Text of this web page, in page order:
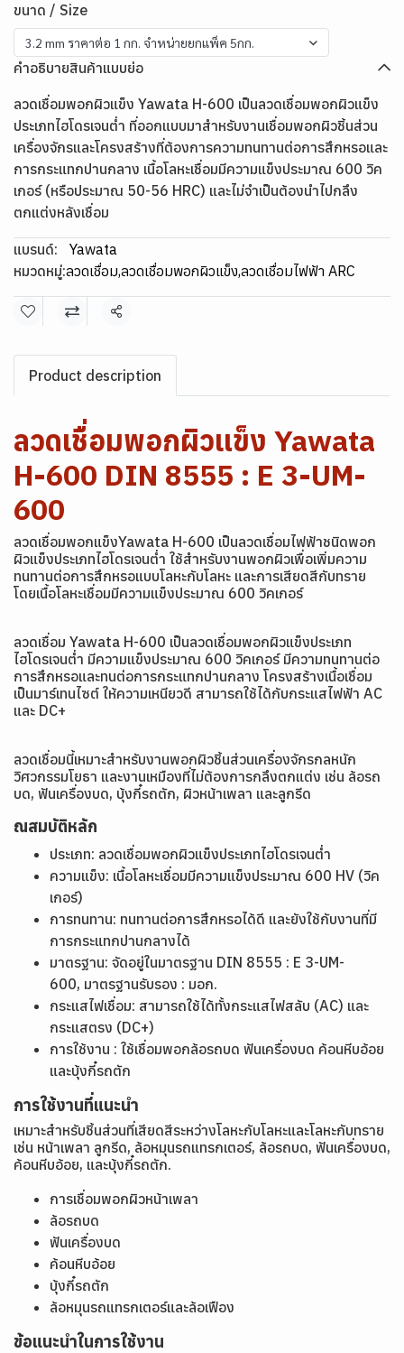
ขนาด / Size
3.2 mm ราคาต่อ 1 กก. จำหน่ายยกแพ็ค 5กก.
คำอธิบายสินค้าแบบย่อ
ลวดเชื่อมพอกผิวแข็ง Yawata H-600 เป็นลวดเชื่อมพอกผิวแข็ง
ประเภทไฮโดรเจนต่ำ ที่ออกแบบมาสำหรับงานเชื่อมพอกผิวชิ้นส่วน
เครื่องจักรและโครงสร้างที่ต้องการความทนทานต่อการสึกหรอและ
การกระแทกปานกลาง เนื้อโลหะเชื่อมมีความแข็งประมาณ 600 วิค
เกอร์ (หรือประมาณ 50-56 HRC) และไม่จำเป็นต้องนำไปกลึง
ตกแต่งหลังเชื่อม
แบรนด์:
Yawata
หมวดหมู่:ลวดเชื่อม,ลวดเชื่อมพอกผิวแข็ง,ลวดเชื่อมไฟฟ้า ARC
แชร์
Product description
ลวดเชื่อมพอกผิวแข็ง Yawata
H-600 DIN 8555 : E 3-UM-
600
ลวดเชื่อมพอกแข็งYawata H-600 เป็นลวดเชื่อมไฟฟ้าชนิดพอก
ผิวแข็งประเภทไฮโดรเจนต่ำ ใช้สำหรับงานพอกผิวเพื่อเพิ่มความ
ทนทานต่อการสึกหรอแบบโลหะกับโลหะ และการเสียดสีกับทราย
โดยเนื้อโลหะเชื่อมมีความแข็งประมาณ 600 วิคเกอร์
ลวดเชื่อม Yawata H-600 เป็นลวดเชื่อมพอกผิวแข็งประเภท
ไฮโดรเจนต่ำ มีความแข็งประมาณ 600 วิคเกอร์ มีความทนทานต่อ
การสึกหรอและทนต่อการกระแทกปานกลาง โครงสร้างเนื้อเชื่อม
เป็นมาร์เทนไซต์ ให้ความเหนียวดี สามารถใช้ได้กับกระแสไฟฟ้า AC
และ DC+
ลวดเชื่อมนี้เหมาะสำหรับงานพอกผิวชิ้นส่วนเครื่องจักรกลหนัก
วิศวกรรมโยธา และงานเหมืองที่ไม่ต้องการกลึงตกแต่ง เช่น ล้อรถ
บด, ฟันเครื่องบด, บุ้งกี๋รถตัก, ผิวหน้าเพลา และลูกรีด
ณสมบัติหลัก
ประเภท: ลวดเชื่อมพอกผิวแข็งประเภทไฮโดรเจนต่ำ
ความแข็ง: เนื้อโลหะเชื่อมมีความแข็งประมาณ 600 HV (วิค
เกอร์)
การทนทาน: ทนทานต่อการสึกหรอได้ดี และยังใช้กับงานที่มี
การกระแทกปานกลางได้
มาตรฐาน: จัดอยู่ในมาตรฐาน DIN 8555 : E 3-UM-
600, มาตรฐานรับรอง : มอก.
กระแสไฟเชื่อม: สามารถใช้ได้ทั้งกระแสไฟสลับ (AC) และ
กระแสตรง (DC+)
การใช้งาน : ใช้เชื่อมพอกล้อรถบด ฟันเครื่องบด ค้อนหีบอ้อย
และบุ้งกี๋รถตัก​
การใช้งานที่แนะนำ
เหมาะสำหรับชิ้นส่วนที่เสียดสีระหว่างโลหะกับโลหะและโลหะกับทราย
เช่น หน้าเพลา ลูกรีด, ล้อหมุนรถแทรกเตอร์, ล้อรถบด, ฟันเครื่องบด,
ค้อนหีบอ้อย, และบุ้งกี๋รถตัก.
การเชื่อมพอกผิวหน้าเพลา
ล้อรถบด
ฟันเครื่องบด
ค้อนหีบอ้อย
บุ้งกี๋รถตัก
ล้อหมุนรถแทรกเตอร์และล้อเฟือง
ข้อแนะนำในการใช้งาน